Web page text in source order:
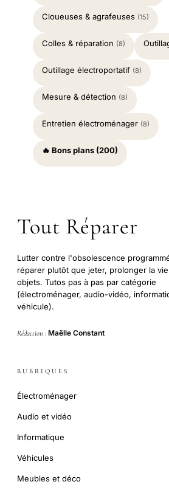
Cloueuses & agrafeuses (15)
Colles & réparation (8)
Outillage électroportatif (8)
Mesure & détection (8)
Entretien électroménager (8)
🔥 Bons plans (200)
Tout Réparer
Lutter contre l'obsolescence
réparer plutôt que jeter, prolonger la
objets. Tutos pas à pas par catégorie
(électroménager, audio-vidéo,
véhicule).
Rédaction : Maëlle Constant
RUBRIQUES
Électroménager
Audio et vidéo
Informatique
Véhicules
Meubles et déco